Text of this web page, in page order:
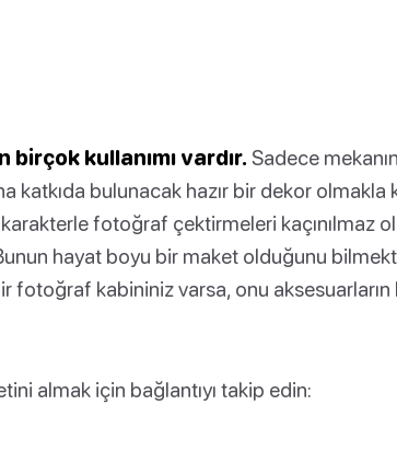
kullanımı vardır. Sadece
katkıda bulunacak hazır bir dekor olmakla
fotoğraf çektirmeleri kaçınılmaz
hayat boyu bir maket olduğunu
fotoğraf kabininiz varsa, onu aksesuarların
almak için bağlantıyı takip edin: